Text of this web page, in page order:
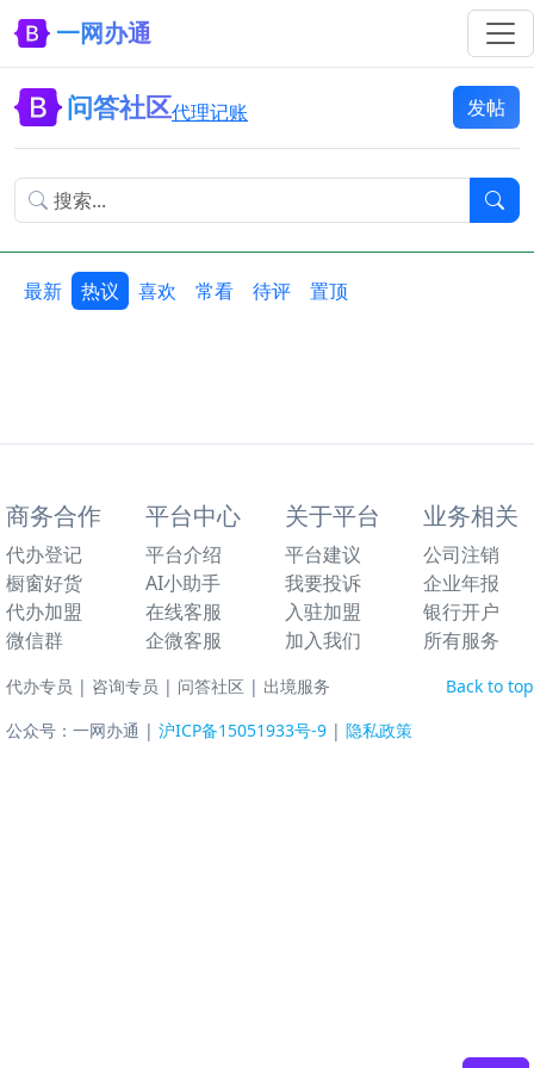
一网办通
问答社区代理记账 发帖
最新 热议 喜欢 常看 待评 置顶
商务合作
代办登记
橱窗好货
代办加盟
微信群
平台中心
平台介绍
AI小助手
在线客服
企微客服
关于平台
平台建议
我要投诉
入驻加盟
加入我们
业务相关
公司注销
企业年报
银行开户
所有服务
Back to top
代办专员 | 咨询专员 | 问答社区 | 出境服务
公众号：一网办通 | 沪ICP备15051933号-9 | 隐私政策